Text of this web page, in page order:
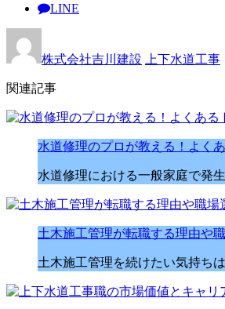
LINE
株式会社吉川建設 上下水道工事
関連記事
水道修理のプロが教える！よく
水道修理における一般家庭で発
土木施工管理が転職する理由や
土木施工管理を続けたい気持ち